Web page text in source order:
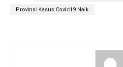
Provinsi Kasus Covid19 Naik